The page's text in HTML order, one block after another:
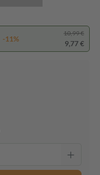
-11%
10,99 €
9,77 €